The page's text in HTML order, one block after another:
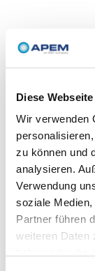
Diese
Wir verwenden
zu können und
analysieren.
Verwendung
soziale
Partner führen
weiteren Daten